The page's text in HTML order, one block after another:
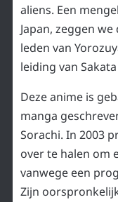
aliens. Een
Japan, zeggen
leden van
leiding van
Deze anime is
manga
Sorachi. In 2003
over te halen om
vanwege een
Zijn